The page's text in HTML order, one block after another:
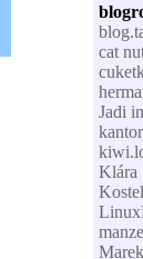
cat
Jadi
Klára